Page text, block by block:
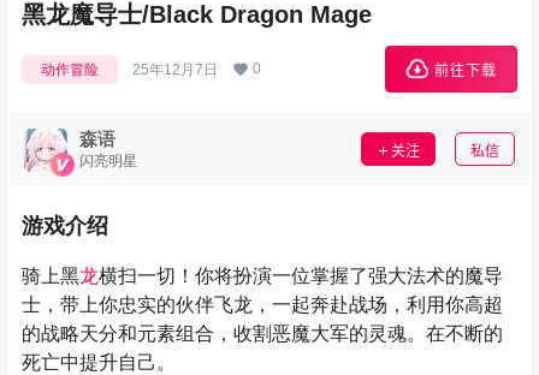
黑龙魔导士/Black Dragon Mage
动作冒险 25年12月7日 0 前往下载
森语
闪亮明星
关注 私信
游戏介绍
骑上黑龙横扫一切！你将扮演一位掌握了强大法术的魔导
士，带上你忠实的伙伴飞龙，一起奔赴战场，利用你高超
的战略天分和元素组合，收割恶魔大军的灵魂。在不断的
死亡中提升自己。